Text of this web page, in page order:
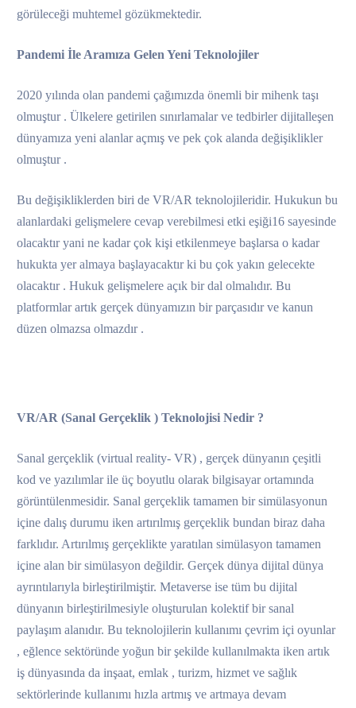
görüleceği muhtemel gözükmektedir.
Pandemi İle Aramıza Gelen Yeni Teknolojiler
2020 yılında olan pandemi çağımızda önemli bir mihenk taşı
olmuştur . Ülkelere getirilen sınırlamalar ve tedbirler dijitalleşen
dünyamıza yeni alanlar açmış ve pek çok alanda değişiklikler
olmuştur .
Bu değişikliklerden biri de VR/AR teknolojileridir. Hukukun bu
alanlardaki gelişmelere cevap verebilmesi etki eşiği16 sayesinde
olacaktır yani ne kadar çok kişi etkilenmeye başlarsa o kadar
hukukta yer almaya başlayacaktır ki bu çok yakın gelecekte
olacaktır . Hukuk gelişmelere açık bir dal olmalıdır. Bu
platformlar artık gerçek dünyamızın bir parçasıdır ve kanun
düzen olmazsa olmazdır .
VR/AR (Sanal Gerçeklik ) Teknolojisi Nedir ?
Sanal gerçeklik (virtual reality- VR) , gerçek dünyanın çeşitli
kod ve yazılımlar ile üç boyutlu olarak bilgisayar ortamında
görüntülenmesidir. Sanal gerçeklik tamamen bir simülasyonun
içine dalış durumu iken artırılmış gerçeklik bundan biraz daha
farklıdır. Artırılmış gerçeklikte yaratılan simülasyon tamamen
içine alan bir simülasyon değildir. Gerçek dünya dijital dünya
ayrıntılarıyla birleştirilmiştir. Metaverse ise tüm bu dijital
dünyanın birleştirilmesiyle oluşturulan kolektif bir sanal
paylaşım alanıdır. Bu teknolojilerin kullanımı çevrim içi oyunlar
, eğlence sektöründe yoğun bir şekilde kullanılmakta iken artık
iş dünyasında da inşaat, emlak , turizm, hizmet ve sağlık
sektörlerinde kullanımı hızla artmış ve artmaya devam